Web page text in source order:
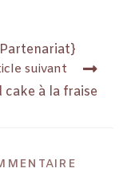
suivant
cake à la fraise